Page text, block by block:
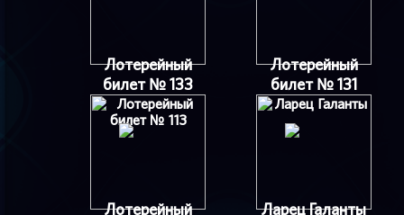
Лотерейный
билет № 133
Лотерейный
билет № 131
Лотерейный Ларец Галанты